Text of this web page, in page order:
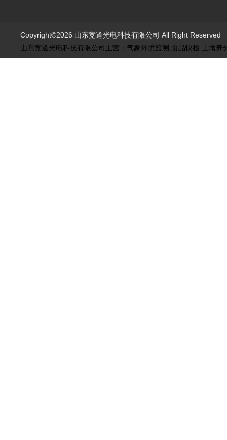
Copyright©2026 山东竞道光电科技有限公司 All Right
山东竞道光电科技有限公司主营：气象环境监测,食品快检,土壤养